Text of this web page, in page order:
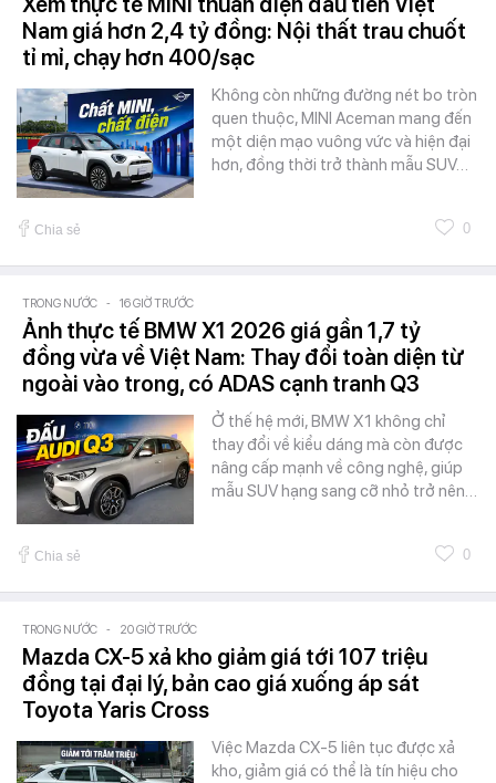
Nam giá hơn 2,4 tỷ đồng: Nội thất trau chuốt
tỉ mỉ, chạy hơn 400/sạc
Không còn những đường nét bo tròn
quen thuộc, MINI Aceman mang đến
một diện mạo vuông vức và hiện đại
hơn, đồng thời trở thành mẫu SUV…
Chia sẻ 0
TRONG NƯỚC - 16 GIỜ TRƯỚC
Ảnh thực tế BMW X1 2026 giá gần 1,7 tỷ
đồng vừa về Việt Nam: Thay đổi toàn diện từ
ngoài vào trong, có ADAS cạnh tranh Q3
Ở thế hệ mới, BMW X1 không chỉ
thay đổi về kiểu dáng mà còn được
nâng cấp mạnh về công nghệ, giúp
mẫu SUV hạng sang cỡ nhỏ trở nên…
Chia sẻ 0
TRONG NƯỚC - 20 GIỜ TRƯỚC
Mazda CX-5 xả kho giảm giá tới 107 triệu
đồng tại đại lý, bản cao giá xuống áp sát
Toyota Yaris Cross
Việc Mazda CX-5 liên tục được xả
kho, giảm giá có thể là tín hiệu cho